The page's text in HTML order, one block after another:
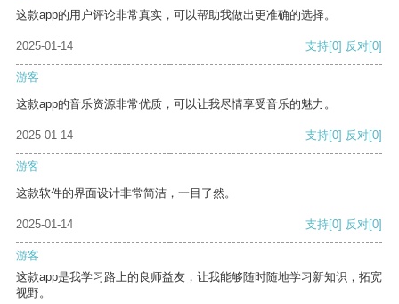
这款app的用户评论非常真实，可以帮助我做出更准确的选择。
2025-01-14 支持[0] 反对[0]
游客
这款app的音乐资源非常优质，可以让我尽情享受音乐的魅力。
2025-01-14 支持[0] 反对[0]
游客
这款软件的界面设计非常简洁，一目了然。
2025-01-14 支持[0] 反对[0]
游客
这款app是我学习路上的良师益友，让我能够随时随地学习新知识，拓宽
视野。